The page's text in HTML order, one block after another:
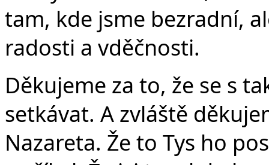
tam, kde jsme bezradní,
radosti a vděčnosti.
Děkujeme za to, že se s
setkávat. A zvláště
Nazareta. Že to Tys ho